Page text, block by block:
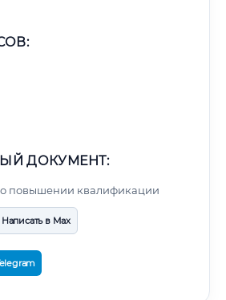
ДОКУМЕНТ:
о повышении квалификации
Написать в Max